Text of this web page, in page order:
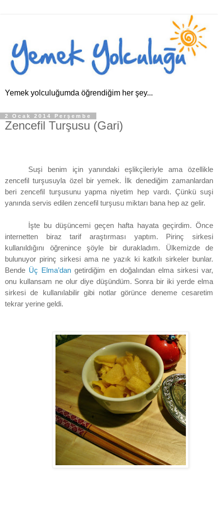
Yemek yolculuğumda öğrendiğim her şey...
2 Ocak 2014 Perşembe
Zencefil Turşusu (Gari)
Suşi benim için yanındaki eşlikçileriyle ama özellikle
zencefil turşusuyla özel bir yemek. İlk denediğim zamanlardan
beri zencefil turşusunu yapma niyetim hep vardı. Çünkü suşi
yanında servis edilen zencefil turşusu miktarı bana hep az gelir.
İşte bu düşüncemi geçen hafta hayata geçirdim. Önce
internetten biraz tarif araştırması yaptım. Pirinç sirkesi
kullanıldığını öğrenince şöyle bir durakladım. Ülkemizde de
bulunuyor pirinç sirkesi ama ne yazık ki katkılı sirkeler bunlar.
Bende Üç Elma’dan getirdiğim en doğalından elma sirkesi var,
onu kullansam ne olur diye düşündüm. Sonra bir iki yerde elma
sirkesi de kullanılabilir gibi notlar görünce deneme cesaretim
tekrar yerine geldi.